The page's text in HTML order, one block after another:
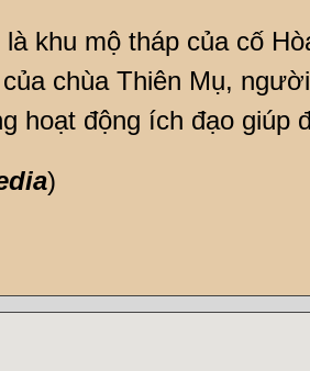
khu mộ tháp của cố
chùa Thiên Mụ,
hoạt động ích đạo giúp
)